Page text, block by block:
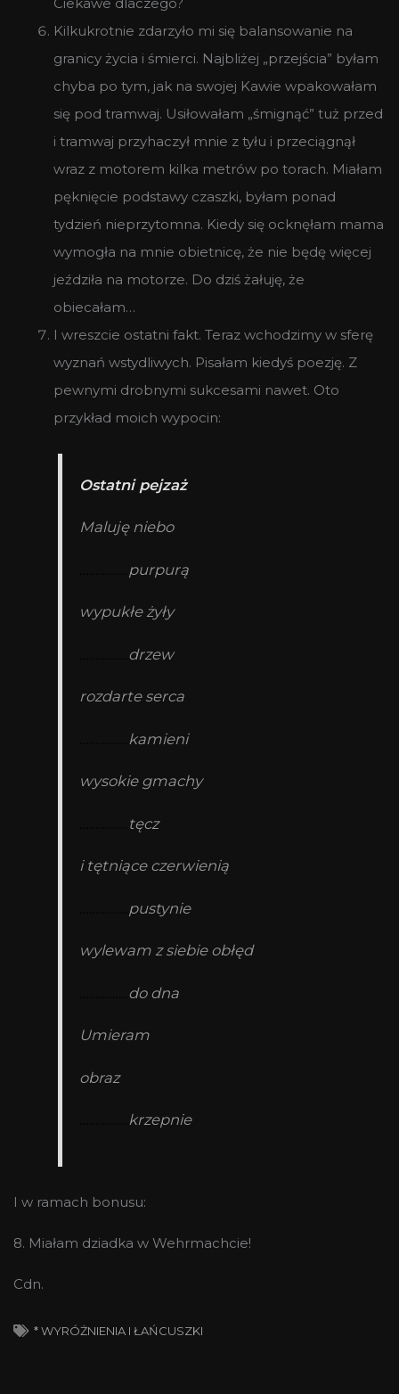
Kilkukrotnie zdarzyło mi się balansowanie na
granicy życia i śmierci. Najbliżej „przejścia” byłam
chyba po tym, jak na swojej Kawie wpakowałam
się pod tramwaj. Usiłowałam „śmignąć” tuż przed
i tramwaj przyhaczył mnie z tyłu i przeciągnął
wraz z motorem kilka metrów po torach. Miałam
pęknięcie podstawy czaszki, byłam ponad
tydzień nieprzytomna. Kiedy się ocknęłam mama
wymogła na mnie obietnicę, że nie będę więcej
jeździła na motorze. Do dziś żałuję, że
obiecałam…
I wreszcie ostatni fakt. Teraz wchodzimy w sferę
wyznań wstydliwych. Pisałam kiedyś poezję. Z
pewnymi drobnymi sukcesami nawet. Oto
przykład moich wypocin:
Ostatni pejzaż
Maluję niebo
purpurą
wypukłe żyły
drzew
rozdarte serca
kamieni
wysokie gmachy
tęcz
i tętniące czerwienią
pustynie
wylewam z siebie obłęd
do dna
Umieram
obraz
krzepnie
I w ramach bonusu:
8. Miałam dziadka w Wehrmachcie!
Cdn.
* WYRÓŻNIENIA I ŁAŃCUSZKI